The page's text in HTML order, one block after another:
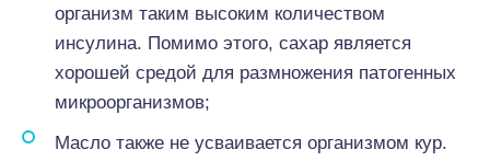
организм таким высоким количеством
инсулина. Помимо этого, сахар является
хорошей средой для размножения патогенных
микроорганизмов;
Масло также не усваивается организмом кур.